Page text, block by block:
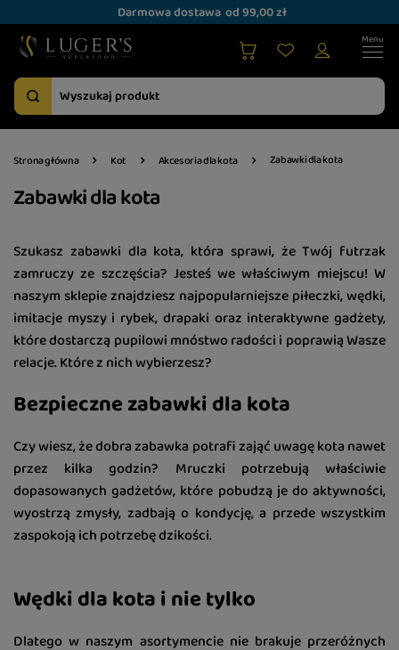
Darmowa dostawa od 99,00 zł
Strona główna Kot Akcesoria dla kota Zabawki dla kota
Zabawki dla kota
Szukasz zabawki dla kota, która sprawi, że Twój futrzak
zamruczy ze szczęścia? Jesteś we właściwym miejscu! W
naszym sklepie znajdziesz najpopularniejsze piłeczki, wędki,
imitacje myszy i rybek, drapaki oraz interaktywne gadżety,
które dostarczą pupilowi mnóstwo radości i poprawią Wasze
relacje. Które z nich wybierzesz?
Bezpieczne zabawki dla kota
Czy wiesz, że dobra zabawka potrafi zająć uwagę kota nawet
przez kilka godzin? Mruczki potrzebują właściwie
dopasowanych gadżetów, które pobudzą je do aktywności,
wyostrzą zmysły, zadbają o kondycję, a przede wszystkim
zaspokoją ich potrzebę dzikości.
Wędki dla kota i nie tylko
Dlatego w naszym asortymencie nie brakuje przeróżnych